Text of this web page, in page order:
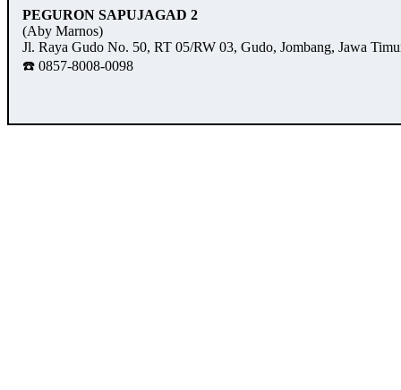
PEGURON SAPUJAGAD 2
(Aby Marnos)
Jl. Raya Gudo No. 50, RT 05/RW 03, Gudo, Jombang, Jawa
☎️ 0857-8008-0098